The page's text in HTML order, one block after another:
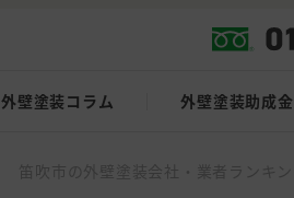
外壁塗装コラム 外壁塗装助成金